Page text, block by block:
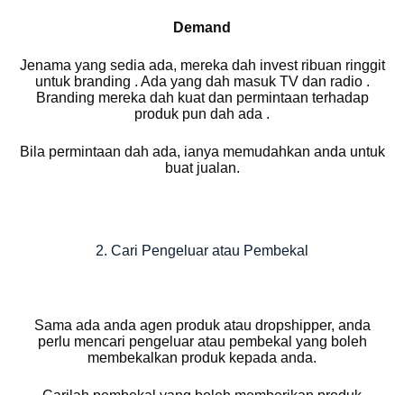
Demand
Jenama yang sedia ada, mereka dah invest ribuan ringgit
untuk branding . Ada yang dah masuk TV dan radio .
Branding mereka dah kuat dan permintaan terhadap
produk pun dah ada .
Bila permintaan dah ada, ianya memudahkan anda untuk
buat jualan.
2. Cari Pengeluar atau Pembekal
Sama ada anda agen produk atau dropshipper, anda
perlu mencari pengeluar atau pembekal yang boleh
membekalkan produk kepada anda.